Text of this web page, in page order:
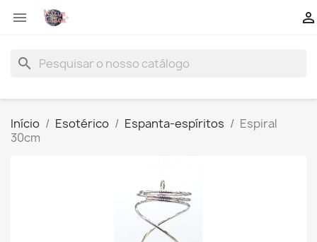
 
search
Início Esotérico Espanta-espíritos
Espiral
30cm